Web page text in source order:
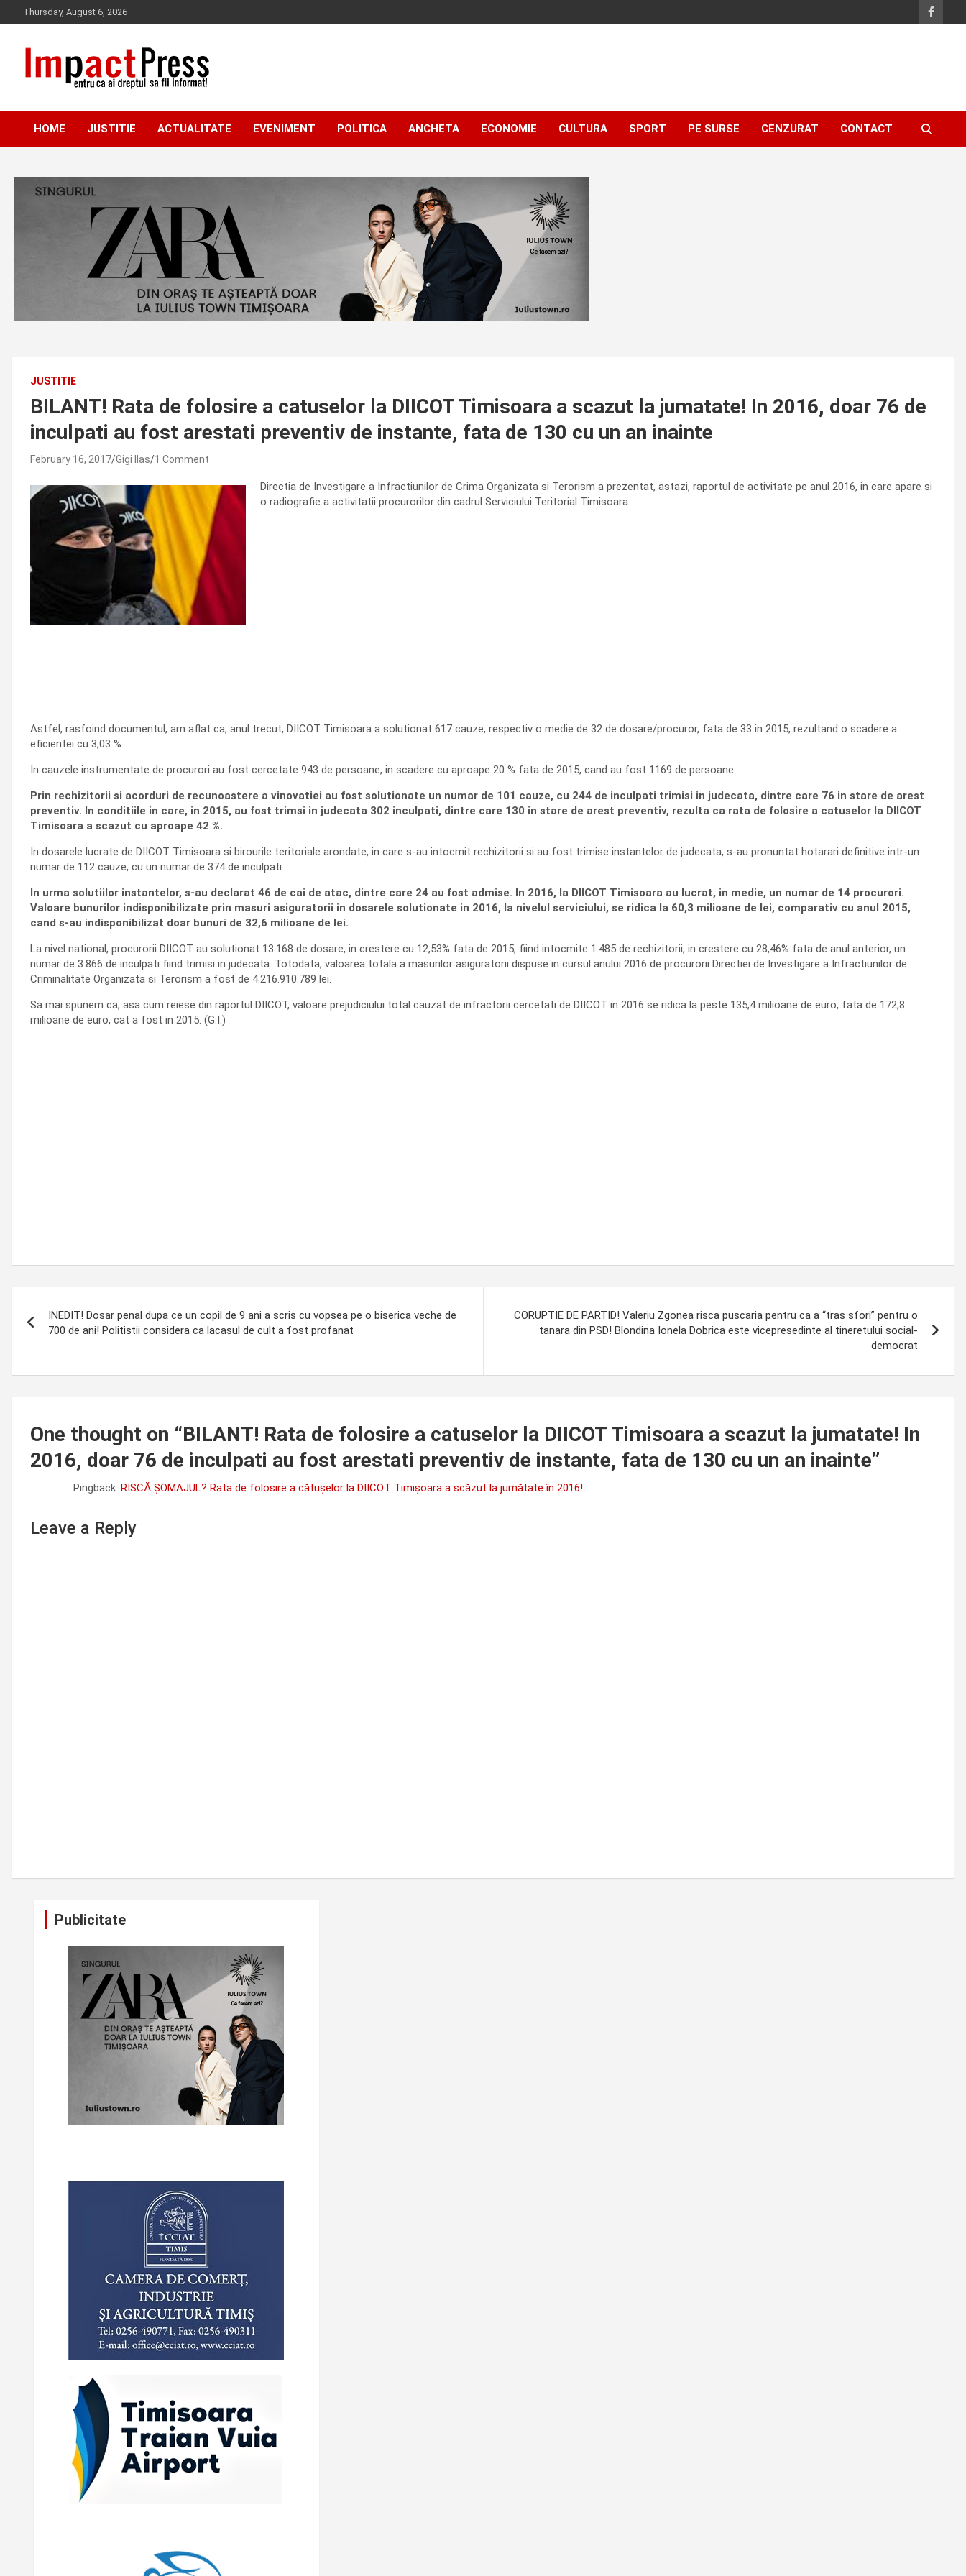
to
Thursday, August 6, 2026
IMPACTPRESS
HOME JUSTITIE ACTUALITATE EVENIMENT POLITICA ANCHETA ECONOMIE CULTURA SPORT PE SURSE CENZURAT CONTACT
JUSTITIE
BILANT! Rata de folosire a catuselor la DIICOT Timisoara a scazut la jumatate! In 2016, doar 76 de
inculpati au fost arestati preventiv de instante, fata de 130 cu un an inainte
February 16, 2017 Gigi Ilas 1 Comment
Directia de Investigare a Infractiunilor de Crima Organizata si Terorism a prezentat, astazi, raportul de activitate pe anul 2016, in care apare si
o radiografie a activitatii procurorilor din cadrul Serviciului Teritorial Timisoara.
Astfel, rasfoind documentul, am aflat ca, anul trecut, DIICOT Timisoara a solutionat 617 cauze, respectiv o medie de 32 de dosare/procuror, fata de 33 in 2015, rezultand o scadere a
eficientei cu 3,03 %.
In cauzele instrumentate de procurori au fost cercetate 943 de persoane, in scadere cu aproape 20 % fata de 2015, cand au fost 1169 de persoane.
Prin rechizitorii si acorduri de recunoastere a vinovatiei au fost solutionate un numar de 101 cauze, cu 244 de inculpati trimisi in judecata, dintre care 76 in stare de arest
preventiv. In conditiile in care, in 2015, au fost trimsi in judecata 302 inculpati, dintre care 130 in stare de arest preventiv, rezulta ca rata de folosire a catuselor la DIICOT
Timisoara a scazut cu aproape 42 %.
In dosarele lucrate de DIICOT Timisoara si birourile teritoriale arondate, in care s-au intocmit rechizitorii si au fost trimise instantelor de judecata, s-au pronuntat hotarari definitive intr-un
numar de 112 cauze, cu un numar de 374 de inculpati.
In urma solutiilor instantelor, s-au declarat 46 de cai de atac, dintre care 24 au fost admise. In 2016, la DIICOT Timisoara au lucrat, in medie, un numar de 14 procurori.
Valoare bunurilor indisponibilizate prin masuri asiguratorii in dosarele solutionate in 2016, la nivelul serviciului, se ridica la 60,3 milioane de lei, comparativ cu anul 2015,
cand s-au indisponibilizat doar bunuri de 32,6 milioane de lei.
La nivel national, procurorii DIICOT au solutionat 13.168 de dosare, in crestere cu 12,53% fata de 2015, fiind intocmite 1.485 de rechizitorii, in crestere cu 28,46% fata de anul anterior, un
numar de 3.866 de inculpati fiind trimisi in judecata. Totodata, valoarea totala a masurilor asiguratorii dispuse in cursul anului 2016 de procurorii Directiei de Investigare a Infractiunilor de
Criminalitate Organizata si Terorism a fost de 4.216.910.789 lei.
Sa mai spunem ca, asa cum reiese din raportul DIICOT, valoare prejudiciului total cauzat de infractorii cercetati de DIICOT in 2016 se ridica la peste 135,4 milioane de euro, fata de 172,8
milioane de euro, cat a fost in 2015. (G.I.)
navigation
INEDIT! Dosar penal dupa ce un copil de 9 ani a scris cu vopsea pe o biserica veche de
700 de ani! Politistii considera ca lacasul de cult a fost profanat
CORUPTIE DE PARTID! Valeriu Zgonea risca puscaria pentru ca a “tras sfori” pentru o
tanara din PSD! Blondina Ionela Dobrica este vicepresedinte al tineretului social-
democrat
One thought on “BILANT! Rata de folosire a catuselor la DIICOT Timisoara a scazut la jumatate! In
2016, doar 76 de inculpati au fost arestati preventiv de instante, fata de 130 cu un an inainte”
Pingback: RISCĂ ȘOMAJUL? Rata de folosire a cătușelor la DIICOT Timișoara a scăzut la jumătate în 2016!
Leave a Reply
Publicitate